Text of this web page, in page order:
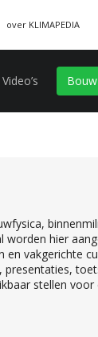
over KLIMAPEDIA
Video’s
worden hier
vakgerichte
presentaties,
stellen voor